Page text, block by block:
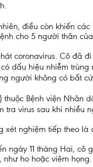
điều còn khiến
cho 5 người thân
coronavirus. Cô đã
dấu hiệu nhiễm
người không có bất
Bệnh viện Nhân
virus sau khi nhiều
xét nghiệm tiếp theo là
11 tháng Hai,
ho hoặc viêm họng.